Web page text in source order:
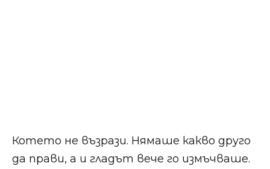
Котето не възрази. Нямаше какво друго
да прави, а и гладът вече го измъчваше.